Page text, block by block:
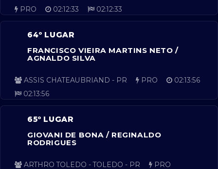
PRO
02:12:33 02:12:33
64º LUGAR
FRANCISCO VIEIRA MARTINS NETO /
AGNALDO SILVA
ASSIS CHATEAUBRIAND - PR PRO
02:13:56
02:13:56
65º LUGAR
GIOVANI DE BONA / REGINALDO
RODRIGUES
ARTHRO TOLEDO - TOLEDO - PR
PRO